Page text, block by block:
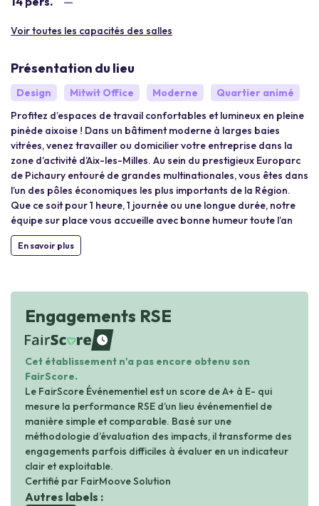
Voir toutes les capacités des salles
Présentation du lieu
Design Mitwit Office Moderne
Quartier animé
Profitez d’espaces de travail confortables et lumineux en pleine
pinède aixoise ! Dans un bâtiment moderne à larges baies
vitrées, venez travailler ou domicilier votre entreprise dans la
zone d’activité d’Aix-les-Milles. Au sein du prestigieux Europarc
de Pichaury entouré de grandes multinationales, vous êtes dans
l’un des pôles économiques les plus importants de la Région.
Que ce soit pour 1 heure, 1 journée ou une longue durée, notre
équipe sur place vous accueille avec bonne humeur toute l’an
En savoir plus
Engagements RSE
waiting
Cet établissement n'a pas encore obtenu son
FairScore.
Le FairScore Événementiel est un score de A+ à E- qui
mesure la performance RSE d’un lieu événementiel de
manière simple et comparable. Basé sur une
méthodologie d’évaluation des impacts, il transforme des
engagements parfois difficiles à évaluer en un indicateur
clair et exploitable.
Certifié par FairMoove Solution
Autres labels :